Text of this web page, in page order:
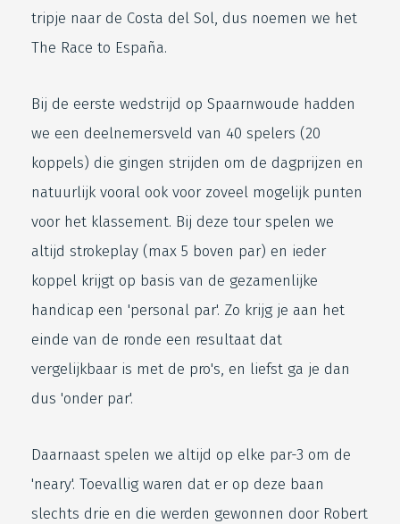
tripje naar de Costa del Sol, dus noemen we het
The Race to España.
Bij de eerste wedstrijd op Spaarnwoude hadden
we een deelnemersveld van 40 spelers (20
koppels) die gingen strijden om de dagprijzen en
natuurlijk vooral ook voor zoveel mogelijk punten
voor het klassement. Bij deze tour spelen we
altijd strokeplay (max 5 boven par) en ieder
koppel krijgt op basis van de gezamenlijke
handicap een 'personal par'. Zo krijg je aan het
einde van de ronde een resultaat dat
vergelijkbaar is met de pro's, en liefst ga je dan
dus 'onder par'.
Daarnaast spelen we altijd op elke par-3 om de
'neary'. Toevallig waren dat er op deze baan
slechts drie en die werden gewonnen door Robert